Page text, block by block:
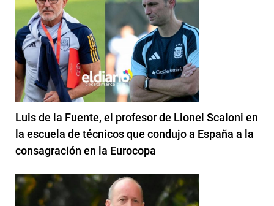
Luis de la Fuente, el profesor de Lionel Scaloni en
la escuela de técnicos que condujo a España a la
consagración en la Eurocopa